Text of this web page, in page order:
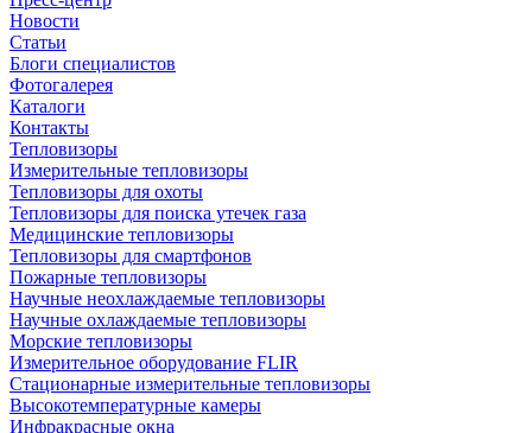
Новости
Статьи
Блоги специалистов
Фотогалерея
Каталоги
Контакты
Тепловизоры
Измерительные тепловизоры
Тепловизоры для охоты
Тепловизоры для поиска утечек газа
Медицинские тепловизоры
Тепловизоры для смартфонов
Пожарные тепловизоры
Научные неохлаждаемые тепловизоры
Научные охлаждаемые тепловизоры
Морские тепловизоры
Измерительное оборудование FLIR
Стационарные измерительные тепловизоры
Высокотемпературные камеры
Инфракрасные окна